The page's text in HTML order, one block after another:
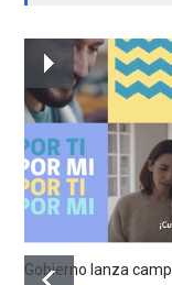
Gobierno lanza